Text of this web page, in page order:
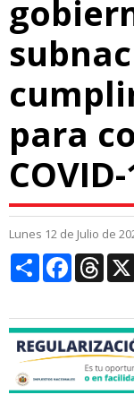
para
Lunes 12 de Julio de
CompartirFacebook